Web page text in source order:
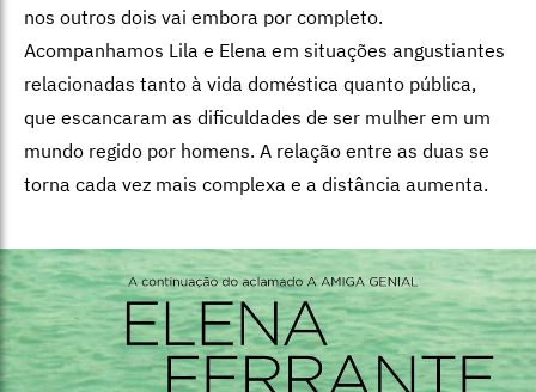
nos outros dois vai embora por completo.
Acompanhamos Lila e Elena em situações angustiantes
relacionadas tanto à vida doméstica quanto pública,
que escancaram as dificuldades de ser mulher em um
mundo regido por homens. A relação entre as duas se
torna cada vez mais complexa e a distância aumenta.